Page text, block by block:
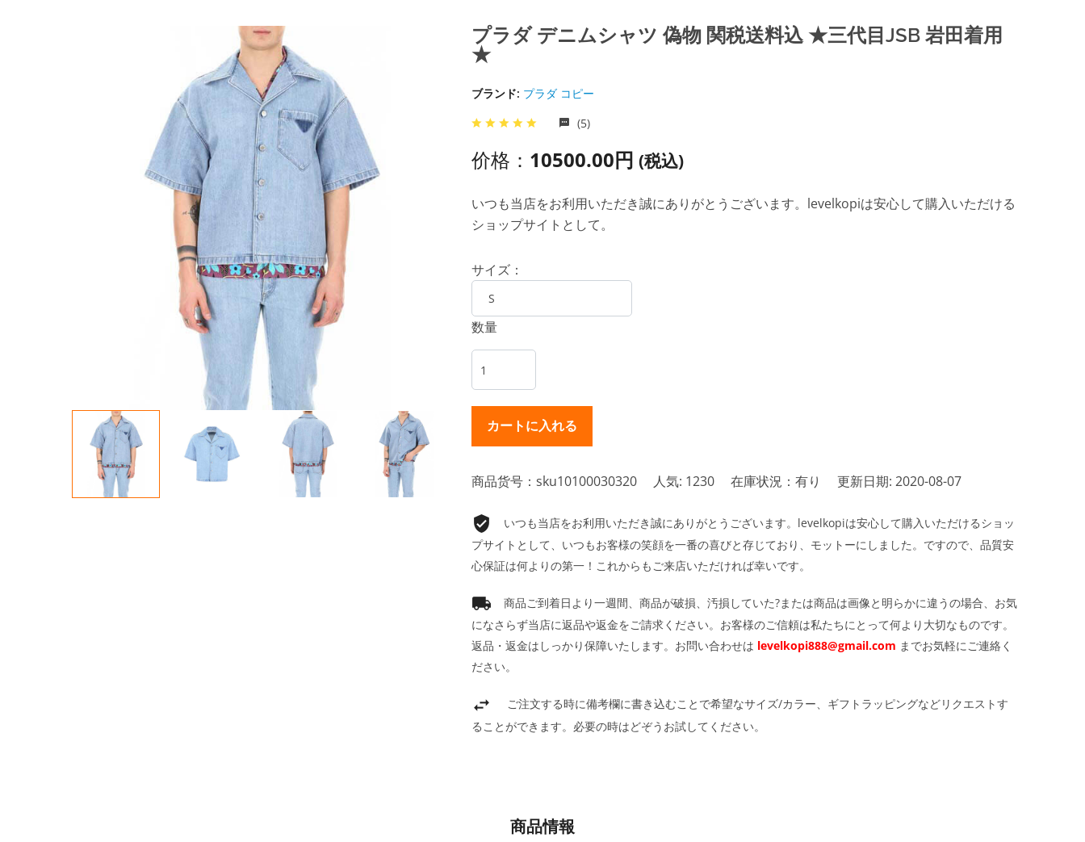
プラダ デニムシャツ 偽物 関税送料込 ★三代目JSB 岩田着用
★
ブランド: プラダ コピー
(5)
价格： 10500.00円 (税込)
いつも当店をお利用いただき誠にありがとうございます。levelkopiは安心して購入いただける
ショップサイトとして。
サイズ：
数量
商品货号：sku10100030320 人気: 1230 在庫状況：有り 更新日期: 2020-08-07
いつも当店をお利用いただき誠にありがとうございます。levelkopiは安心して購入いただけるショッ
プサイトとして、いつもお客様の笑顔を一番の喜びと存じており、モットーにしました。ですので、品質安
心保証は何よりの第一！これからもご来店いただければ幸いです。
商品ご到着日より一週間、商品が破損、汚損していた?または商品は画像と明らかに違うの場合、お気
になさらず当店に返品や返金をご請求ください。お客様のご信頼は私たちにとって何より大切なものです。
返品・返金はしっかり保障いたします。お問い合わせは levelkopi888@gmail.com までお気軽にご連絡く
ださい。
ご注文する時に備考欄に書き込むことで希望なサイズ/カラー、ギフトラッピングなどリクエストす
ることができます。必要の時はどぞうお試してください。
商品情報